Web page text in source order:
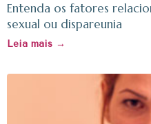
Entenda os fatores
sexual ou dispareunia
Leia mais →